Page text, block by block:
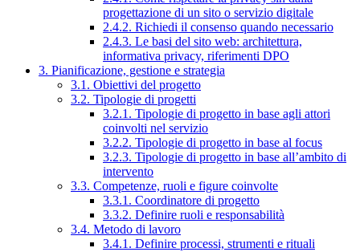
progettazione di un sito o servizio digitale
2.4.2. Richiedi il consenso quando necessario
2.4.3. Le basi del sito web: architettura,
informativa privacy, riferimenti DPO
3. Pianificazione, gestione e strategia
3.1. Obiettivi del progetto
3.2. Tipologie di progetti
3.2.1. Tipologie di progetto in base agli attori
coinvolti nel servizio
3.2.2. Tipologie di progetto in base al focus
3.2.3. Tipologie di progetto in base all’ambito di
intervento
3.3. Competenze, ruoli e figure coinvolte
3.3.1. Coordinatore di progetto
3.3.2. Definire ruoli e responsabilità
3.4. Metodo di lavoro
3.4.1. Definire processi, strumenti e rituali